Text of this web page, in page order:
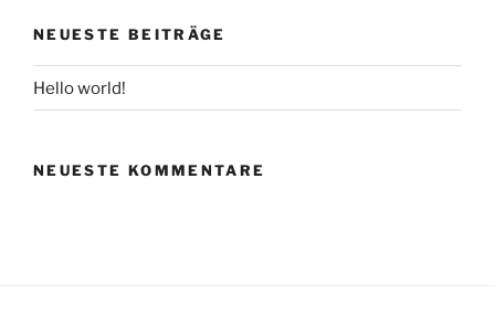
NEUESTE BEITRÄGE
Hello world!
NEUESTE KOMMENTARE